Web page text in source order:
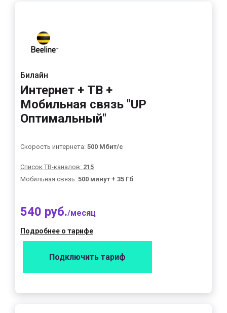
Билайн
Интернет + ТВ +
Мобильная связь "UP
Оптимальный"
Скорость интернета: 500 Мбит/с
Список ТВ-каналов: 215
Мобильная связь: 500 минут + 35 Гб
540 руб./месяц
Подробнее о тарифе
Подключить тариф